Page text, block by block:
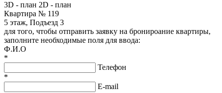
3D - план 2D - план
Квартира № 119
5 этаж, Подъезд 3
для того, чтобы отправить заявку на бронироание квартиры,
заполните необходимые поля для ввода:
Ф.И.О
*
Телефон
*
E-mail